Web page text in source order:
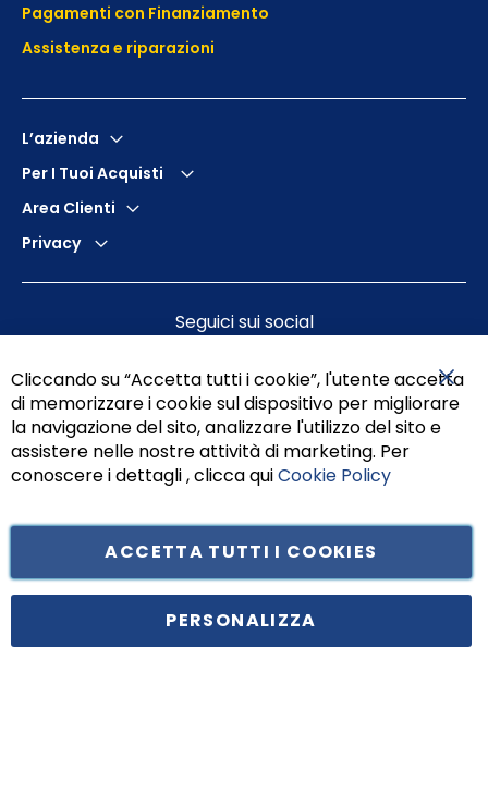
Pagamenti con Finanziamento
Assistenza e riparazioni
L’azienda
Per I Tuoi Acquisti
Area Clienti
Privacy
Seguici sui social
Principe di Piemonte 199, cap. 80026 Casoria (NA) - C.F. 05834470634 -
Cliccando su “Accetta tutti i cookie”, l'utente accetta
di memorizzare i cookie sul dispositivo per migliorare
la navigazione del sito, analizzare l'utilizzo del sito e
assistere nelle nostre attività di marketing. Per
conoscere i dettagli , clicca quiCookie Policy
ACCETTA TUTTI I COOKIES
PERSONALIZZA